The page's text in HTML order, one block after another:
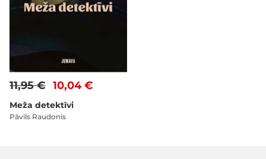
10,04 €
11,95 €
Meža detektīvi
Pāvils Raudonis